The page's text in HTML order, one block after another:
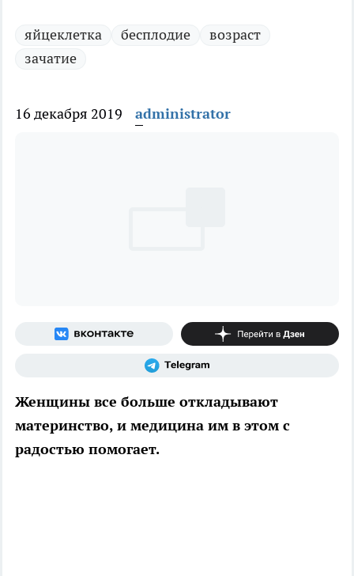
яйцеклетка бесплодие
возраст
зачатие
16 декабря 2019 administrator
Женщины все больше откладывают
материнство, и медицина им в этом с
радостью помогает.